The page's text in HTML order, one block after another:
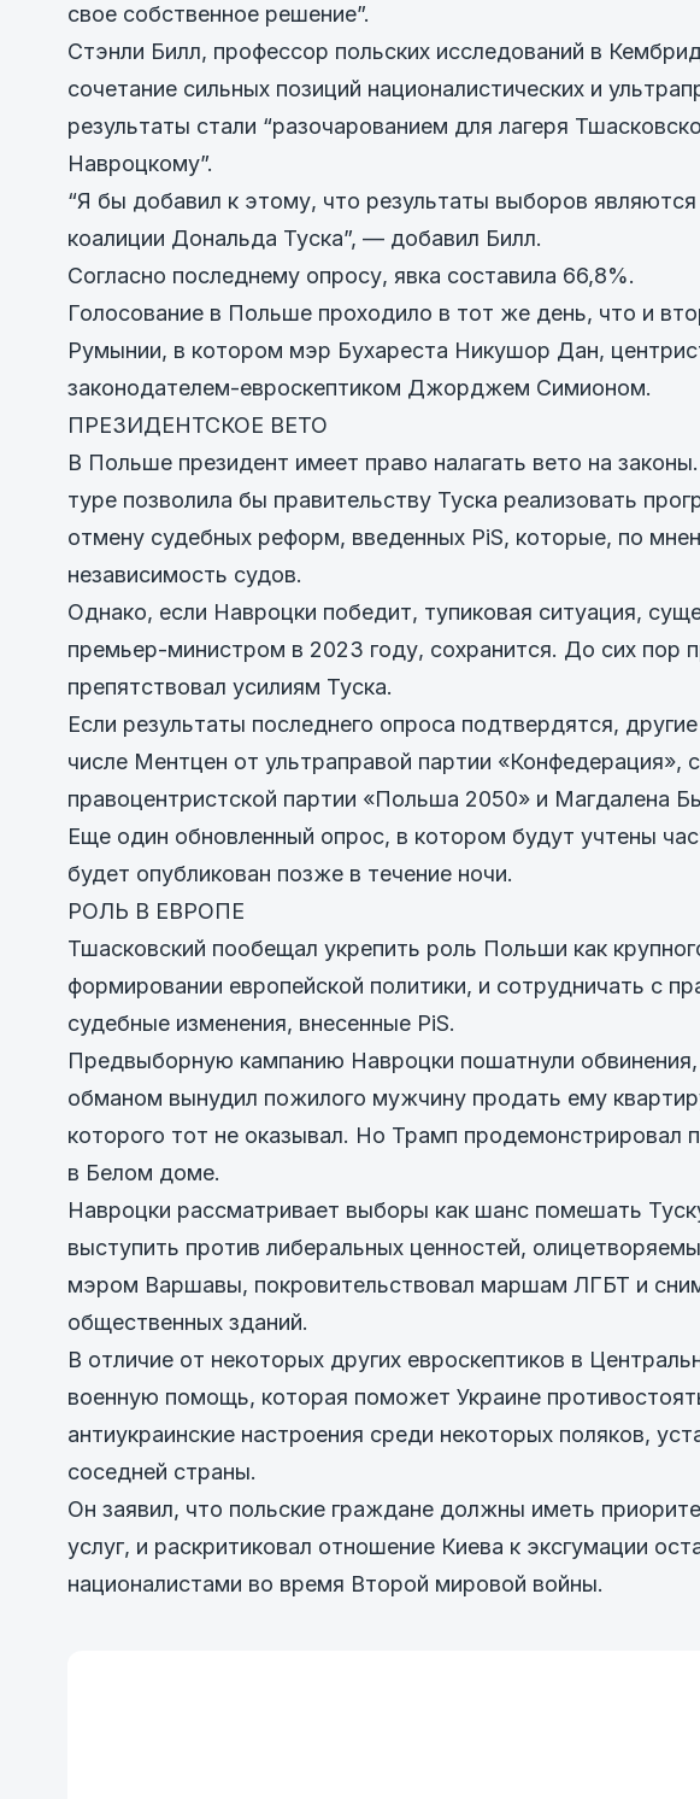
свое собственное решение”.
Стэнли Билл, профессор польских исследований в
сочетание сильных позиций националистических и
результаты стали “разочарованием для лагеря
Навроцкому”.
“Я бы добавил к этому, что результаты выборов
коалиции Дональда Туска”, — добавил Билл.
Согласно последнему опросу, явка составила 66,8%.
Голосование в Польше проходило в тот же день, что и
Румынии, в котором мэр Бухареста Никушор Дан,
законодателем-евроскептиком Джорджем Симионом.
ПРЕЗИДЕНТСКОЕ ВЕТО
В Польше президент имеет право налагать вето на
туре позволила бы правительству Туска реализовать
отмену судебных реформ, введенных PiS, которые, по
независимость судов.
Однако, если Навроцки победит, тупиковая ситуация,
премьер-министром в 2023 году, сохранится. До сих пор
препятствовал усилиям Туска.
Если результаты последнего опроса подтвердятся,
числе Ментцен от ультраправой партии
правоцентристской партии «Польша 2050» и Магдалена
Еще один обновленный опрос, в котором будут учтены
будет опубликован позже в течение ночи.
РОЛЬ В ЕВРОПЕ
Тшасковский пообещал укрепить роль Польши как
формировании европейской политики, и сотрудничать с
судебные изменения, внесенные PiS.
Предвыборную кампанию Навроцки пошатнули
обманом вынудил пожилого мужчину продать ему
которого тот не оказывал. Но Трамп
в Белом доме.
Навроцки рассматривает выборы как шанс помешать
выступить против либеральных ценностей,
мэром Варшавы, покровительствовал маршам ЛГБТ и
общественных зданий.
В отличие от некоторых других евроскептиков в
военную помощь, которая поможет Украине
антиукраинские настроения среди некоторых поляков,
соседней страны.
Он заявил, что польские граждане должны иметь
услуг, и раскритиковал отношение Киева к эксгумации
националистами во время Второй мировой войны.